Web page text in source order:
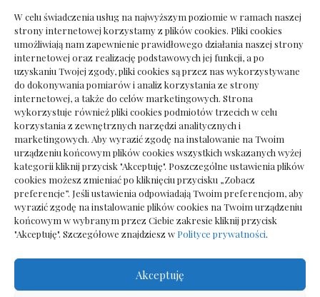
W celu świadczenia usług na najwyższym poziomie w ramach naszej
strony internetowej korzystamy z plików cookies. Pliki cookies
umożliwiają nam zapewnienie prawidłowego działania naszej strony
internetowej oraz realizację podstawowych jej funkcji, a po
uzyskaniu Twojej zgody, pliki cookies są przez nas wykorzystywane
do dokonywania pomiarów i analiz korzystania ze strony
internetowej, a także do celów marketingowych. Strona
wykorzystuje również pliki cookies podmiotów trzecich w celu
korzystania z zewnętrznych narzędzi analitycznych i
marketingowych. Aby wyrazić zgodę na instalowanie na Twoim
urządzeniu końcowym plików cookies wszystkich wskazanych wyżej
kategorii kliknij przycisk "Akceptuję". Poszczególne ustawienia plików
cookies możesz zmieniać po kliknięciu przycisku „Zobacz
preferencje”. Jeśli ustawienia odpowiadają Twoim preferencjom, aby
wyrazić zgodę na instalowanie plików cookies na Twoim urządzeniu
końcowym w wybranym przez Ciebie zakresie kliknij przycisk
"Akceptuję". Szczegółowe znajdziesz w Polityce prywatności.
Akceptuję
Deska podłogowa do salonu: jak wybrać bez
pośpiechu